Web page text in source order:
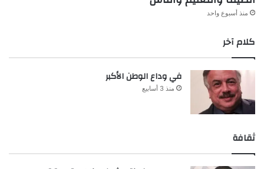
منذ أسبوع واحد
كلام آخر
في وداع الوطن الأكبر
منذ 3 أسابيع
ثقافة